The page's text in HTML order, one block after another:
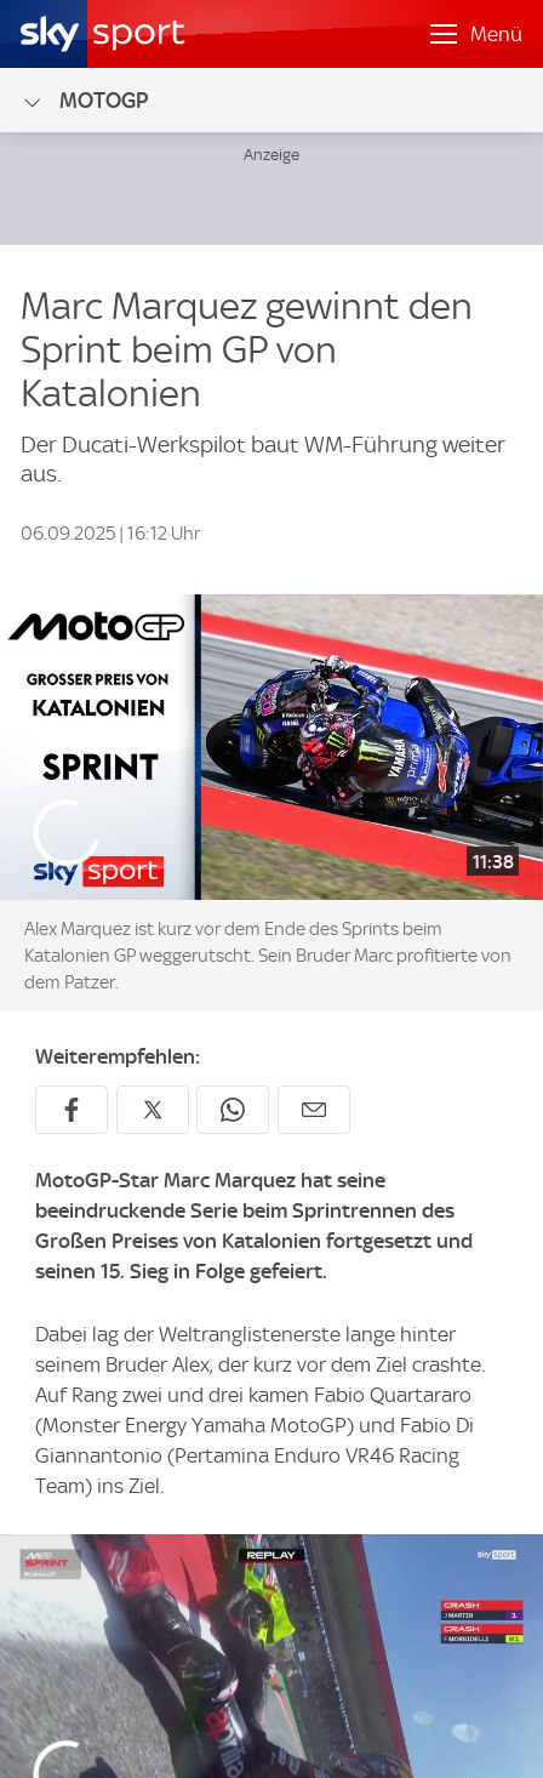
Menü
MOTOGP
Marc Marquez gewinnt den
Sprint beim GP von
Katalonien
Der Ducati-Werkspilot baut WM-Führung weiter
aus.
06.09.2025 | 16:12 Uhr
11:38
Alex Marquez ist kurz vor dem Ende des Sprints beim
Katalonien GP weggerutscht. Sein Bruder Marc profitierte von
dem Patzer.
Weiterempfehlen:
MotoGP-Star Marc Marquez hat seine
beeindruckende Serie beim Sprintrennen des
Großen Preises von Katalonien fortgesetzt und
seinen 15. Sieg in Folge gefeiert.
Dabei lag der Weltranglistenerste lange hinter
seinem Bruder Alex, der kurz vor dem Ziel crashte.
Auf Rang zwei und drei kamen Fabio Quartararo
(Monster Energy Yamaha MotoGP) und Fabio Di
Giannantonio (Pertamina Enduro VR46 Racing
Team) ins Ziel.